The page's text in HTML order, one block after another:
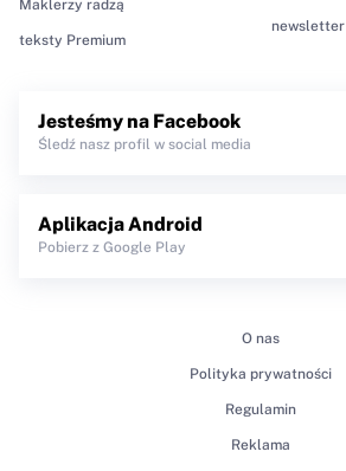
Maklerzy radzą
teksty Premium
newsletter
Jesteśmy na Facebook
Śledź nasz profil w social media
Aplikacja Android
Pobierz z Google Play
O nas
Polityka prywatności
Regulamin
Reklama